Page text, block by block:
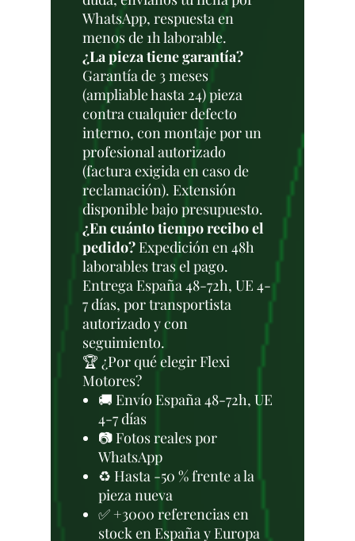
WhatsApp, respuesta en
menos de 1h laborable.
¿La pieza tiene garantía?
Garantía de 3 meses
(ampliable hasta 24) pieza
contra cualquier defecto
interno, con montaje por un
profesional autorizado
(factura exigida en caso de
reclamación). Extensión
disponible bajo presupuesto.
¿En cuánto tiempo recibo el
pedido? Expedición en 48h
laborables tras el pago.
Entrega España 48-72h, UE 4-
7 días, por transportista
autorizado y con
seguimiento.
🏆 ¿Por qué elegir Flexi
Motores?
🚚 Envío España 48-72h, UE
4-7 días
📷 Fotos reales por
WhatsApp
♻️ Hasta -50 % frente a la
pieza nueva
✅ +3000 referencias en
stock en España y Europa